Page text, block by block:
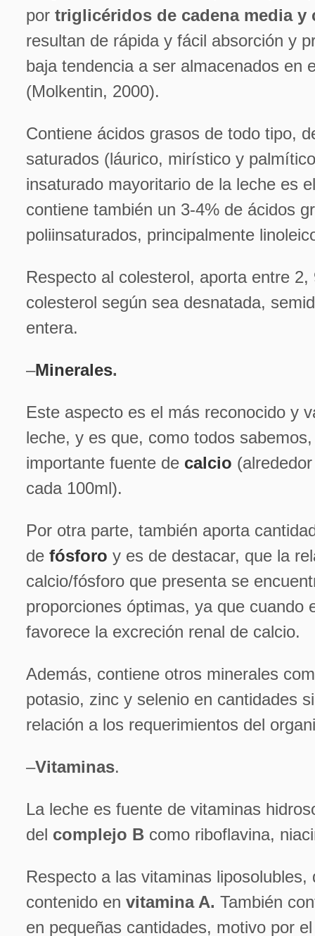
portriglicéridos de cadena media y
resultan de rápida y fácil absorción y
baja tendencia a ser almacenados en
(Molkentin, 2000).
Contiene ácidos grasos de todo tipo,
saturados (láurico, mirístico y
insaturado mayoritario de la leche es
contiene también un 3-4% de ácidos
poliinsaturados, principalmente
Respecto al colesterol, aporta entre
colesterol según sea desnatada,
entera.
–Minerales.
Este aspecto es el más reconocido y
leche, y es que, como todos
importante fuente de calcio
cada 100ml).
Por otra parte, también aporta
defósforo y es de destacar, que la
calcio/fósforo que presenta se
proporciones óptimas, ya que cuando
favorece la excreción renal de calcio.
Además, contiene otros minerales
potasio, zinc y selenio en cantidades
relación a los requerimientos del
–Vitaminas.
La leche es fuente de vitaminas
del complejo B como riboflavina,
Respecto a las vitaminas liposolubles,
contenido envitamina A. También
en pequeñas cantidades, motivo por